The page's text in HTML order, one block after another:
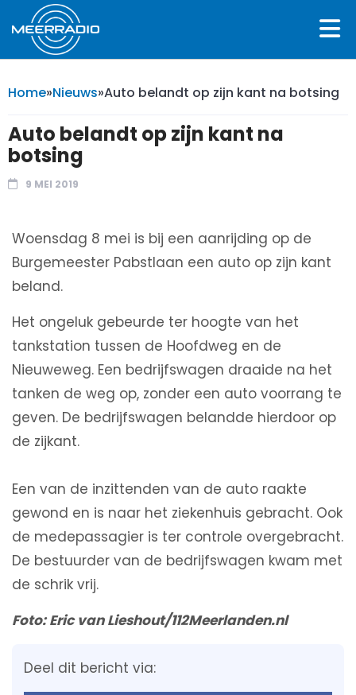
Home»Nieuws»Auto belandt op zijn kant na botsing
Auto belandt op zijn kant na
botsing
9 MEI 2019
Woensdag 8 mei is bij een aanrijding op de
Burgemeester Pabstlaan een auto op zijn kant
beland.
Het ongeluk gebeurde ter hoogte van het
tankstation tussen de Hoofdweg en de
Nieuweweg. Een bedrijfswagen draaide na het
tanken de weg op, zonder een auto voorrang te
geven. De bedrijfswagen belandde hierdoor op
de zijkant.
Een van de inzittenden van de auto raakte
gewond en is naar het ziekenhuis gebracht. Ook
de medepassagier is ter controle overgebracht.
De bestuurder van de bedrijfswagen kwam met
de schrik vrij.
Foto: Eric van Lieshout/112Meerlanden.nl
Deel dit bericht via: